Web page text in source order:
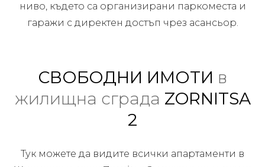
ниво, където са организирани паркоместа и
гаражи с директен достъп чрез асансьор.
СВОБОДНИ ИМОТИ в
жилищна сграда ZORNITSA
2
Тук можете да видите всички апартаменти в